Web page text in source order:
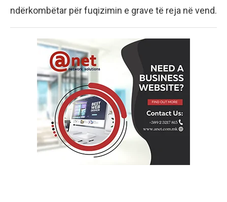
ndërkombëtar për fuqizimin e grave të reja në vend.